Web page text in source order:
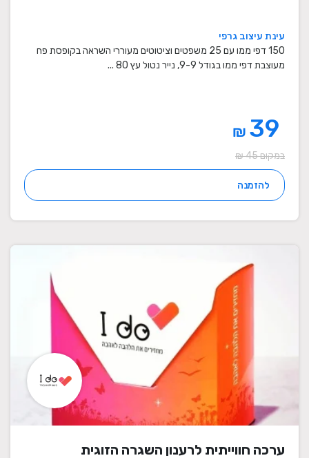
עינת עיצוב גרפי
150 דפי ממו עם 25 משפטים וציטוטים מעוררי השראה בקופסת פח
מעוצבת דפי ממו בגודל 9-9, נייר נטול עץ 80 ...
₪
במקום 45 ₪
להזמנה
ערכה חווייתית לרענון השגרה הזוגית